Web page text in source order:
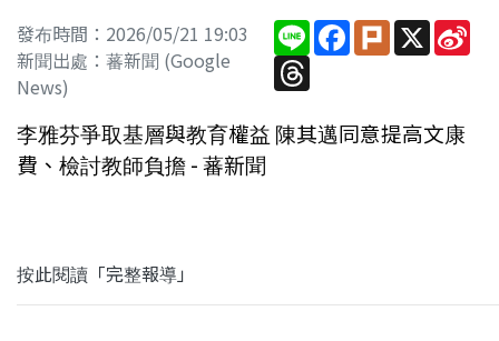
發布時間：2026/05/21 19:03
新聞出處：蕃新聞 (Google
News)
Line Facebook
PlurkX
Threads
李雅芬爭取基層與教育權益 陳其邁同意提高文康
費、檢討教師負擔 - 蕃新聞
按此閱讀「完整報導」